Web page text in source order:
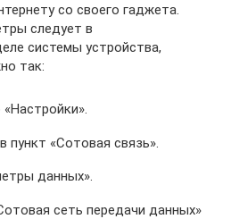
со своего гаджета.
следует в
системы устройства,
так:
пункт «Сотовая связь».
данных».
сеть передачи данных»